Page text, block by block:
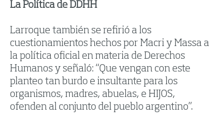
La Política de DDHH
Larroque también se refirió a los
cuestionamientos hechos por Macri y Massa a
la política oficial en materia de Derechos
Humanos y señaló: “Que vengan con este
planteo tan burdo e insultante para los
organismos, madres, abuelas, e HIJOS,
ofenden al conjunto del pueblo argentino”.